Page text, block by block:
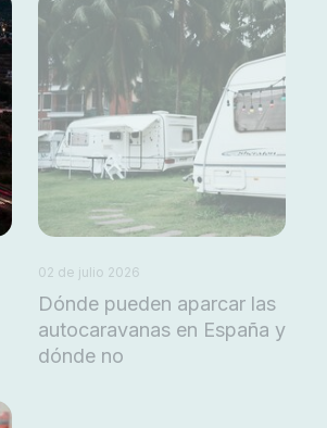
02 de julio 2026
Dónde pueden aparcar las
autocaravanas en España y
dónde no